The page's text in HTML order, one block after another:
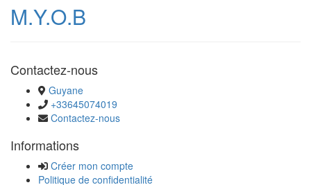
M.Y.O.B
Contactez-nous
Guyane
+33645074019
Contactez-nous
Informations
Créer mon compte
Politique de confidentialité